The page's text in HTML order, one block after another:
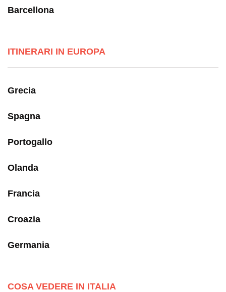
Barcellona
ITINERARI IN EUROPA
Grecia
Spagna
Portogallo
Olanda
Francia
Croazia
Germania
COSA VEDERE IN ITALIA